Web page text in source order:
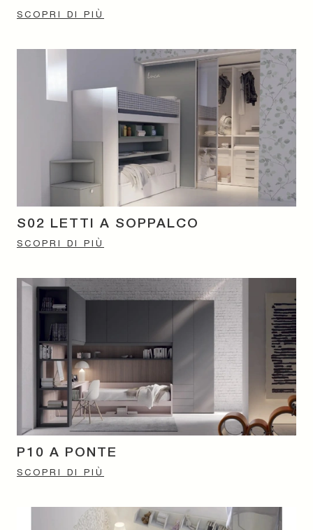
SCOPRI DI PIÙ
S02 LETTI A SOPPALCO
SCOPRI DI PIÙ
P10 A PONTE
SCOPRI DI PIÙ